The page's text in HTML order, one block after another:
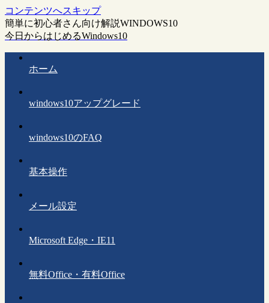
コンテンツへスキップ
簡単に初心者さん向け解説WINDOWS10
今日からはじめるWindows10
ホーム
windows10アップグレード
windows10のFAQ
基本操作
メール設定
Microsoft Edge・IE11
無料Office・有料Office